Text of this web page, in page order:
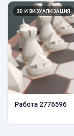
3D И ВИЗУАЛИЗАЦИЯ
Работа 2776596